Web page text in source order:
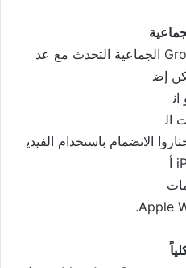
إض
ال
تاروا الانضمام باستخدام الفيدي